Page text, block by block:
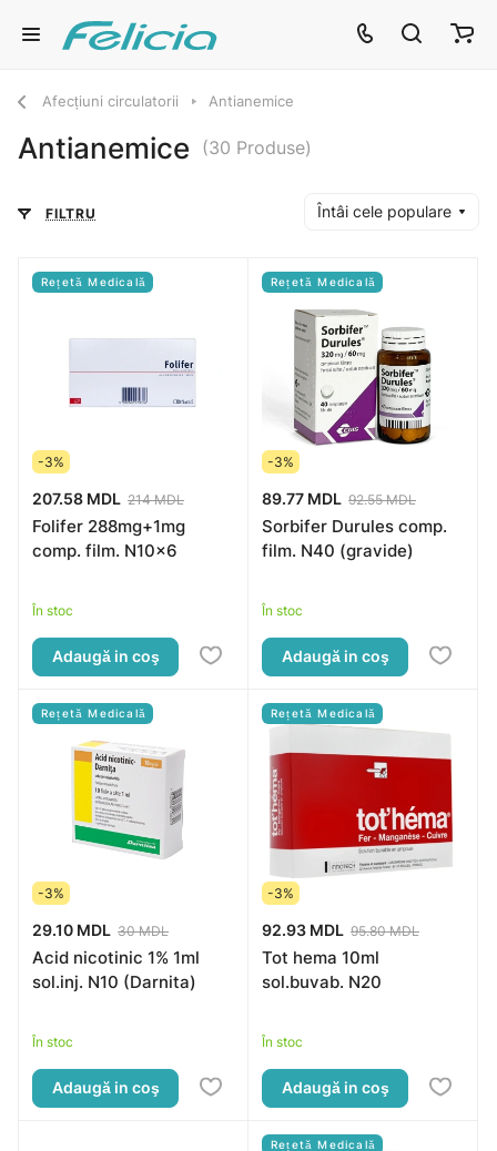
Afecțiuni circulatorii Antianemice
Antianemice (30 Produse)
FILTRU Întâi cele populare
Rețetă Medicală
-3%
207.58 MDL 214 MDL
Folifer 288mg+1mg
comp. film. N10x6
În stoc
Adaugă in coş
Rețetă Medicală
-3%
89.77 MDL 92.55 MDL
Sorbifer Durules comp.
film. N40 (gravide)
În stoc
Adaugă in coş
Rețetă Medicală
-3%
29.10 MDL 30 MDL
Acid nicotinic 1% 1ml
sol.inj. N10 (Darnita)
În stoc
Adaugă in coş
Rețetă Medicală
-3%
92.93 MDL 95.80 MDL
Tot hema 10ml
sol.buvab. N20
În stoc
Adaugă in coş
Rețetă Medicală